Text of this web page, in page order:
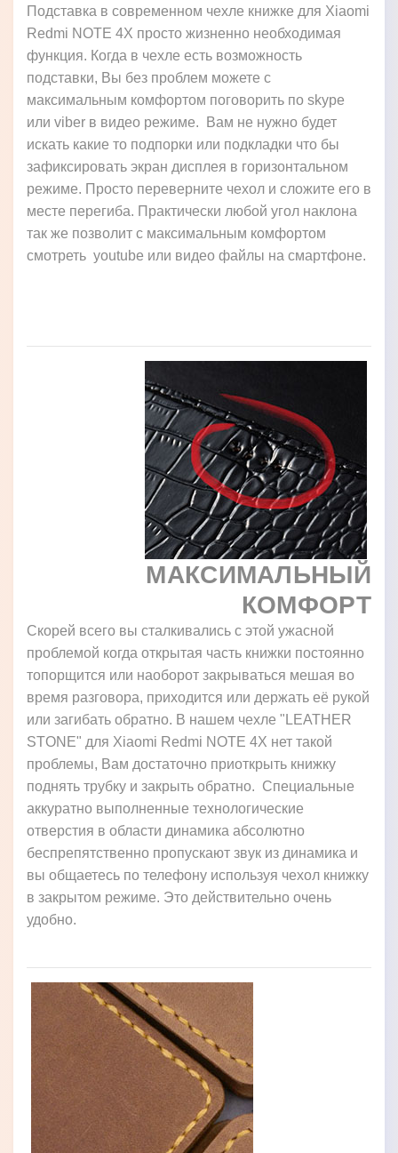
Подставка в современном чехле книжке для Xiaomi
Redmi NOTE 4X просто жизненно необходимая
функция. Когда в чехле есть возможность
подставки, Вы без проблем можете с
максимальным комфортом поговорить по skype
или viber в видео режиме. Вам не нужно будет
искать какие то подпорки или подкладки что бы
зафиксировать экран дисплея в горизонтальном
режиме. Просто переверните чехол и сложите его в
месте перегиба. Практически любой угол наклона
так же позволит с максимальным комфортом
смотреть youtube или видео файлы на смартфоне.
МАКСИМАЛЬНЫЙ
КОМФОРТ
Скорей всего вы сталкивались с этой ужасной
проблемой когда открытая часть книжки постоянно
топорщится или наоборот закрываться мешая во
время разговора, приходится или держать её рукой
или загибать обратно. В нашем чехле "LEATHER
STONE" для Xiaomi Redmi NOTE 4X нет такой
проблемы, Вам достаточно приоткрыть книжку
поднять трубку и закрыть обратно. Специальные
аккуратно выполненные технологические
отверстия в области динамика абсолютно
беспрепятственно пропускают звук из динамика и
вы общаетесь по телефону используя чехол книжку
в закрытом режиме. Это действительно очень
удобно.